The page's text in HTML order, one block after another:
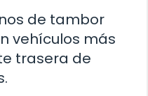
de tambor
vehículos más
trasera de